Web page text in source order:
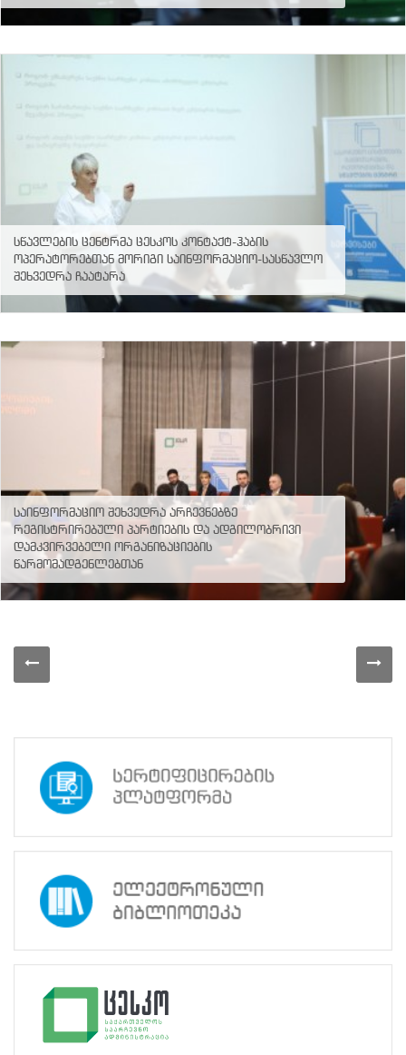
სწავლების ცენტრმა ცესკოს კონტაქტ-ჰაბის
ოპერატორებთან მორიგი საინფორმაციო-სასწავლო
შეხვედრა ჩაატარა
საინფორმაციო შეხვედრა არჩევნებზე
რეგისტრირებული პარტიების და ადგილობრივი
დამკვირვებელი ორგანიზაციების
წარმომადგენლებთან